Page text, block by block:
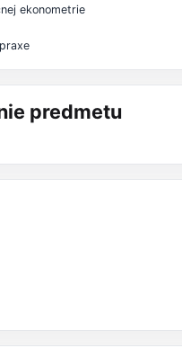
ekonometrie
predmetu